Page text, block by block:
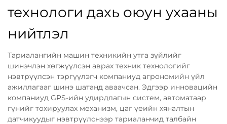
технологи дахь оюун ухааны
нийтлэл
Тариалангийн машин техникийн утга зүйлийг
шинэчлэн хөгжүүлсэн аврах техник технологийг
нэвтрүүлсэн тэргүүлэгч компаниуд агрономийн үйл
ажиллагааг шинэ шатанд аваачсан. Эдгээр инновацийн
компаниуд GPS-ийн удирдлагын систем, автоматаар
гүнийг тохируулах механизм, цаг үеийн хяналтын
датчикуудыг нэвтрүүлснээр тариаланчид талбайн